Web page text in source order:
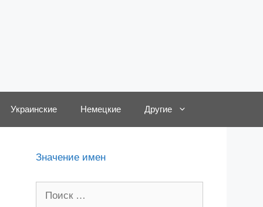
Украинские Немецкие Другие
Значение имен